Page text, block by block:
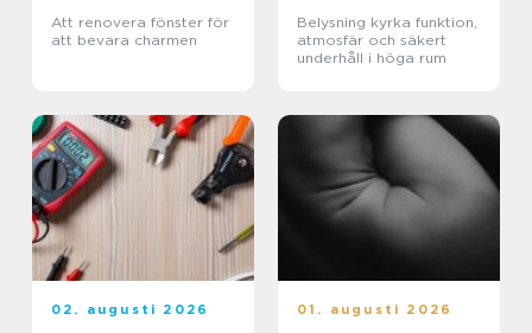
Att renovera fönster för
att bevara charmen
Belysning kyrka funktion,
atmosfär och säkert
underhåll i höga rum
02. augusti 2026 01. augusti 2026